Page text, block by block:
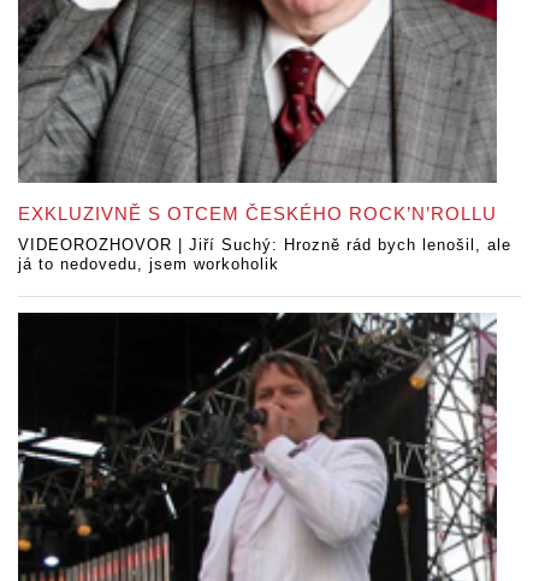
EXKLUZIVNĚ S OTCEM ČESKÉHO ROCK’N’ROLLU
VIDEOROZHOVOR | Jiří Suchý: Hrozně rád bych lenošil, ale
já to nedovedu, jsem workoholik